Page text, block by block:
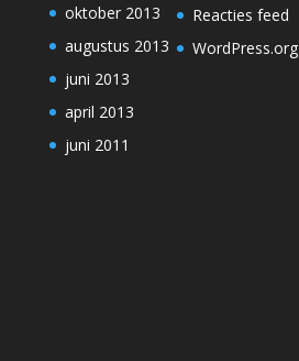
oktober 2013
augustus 2013
juni 2013
april 2013
juni 2011
Reacties feed
WordPress.org